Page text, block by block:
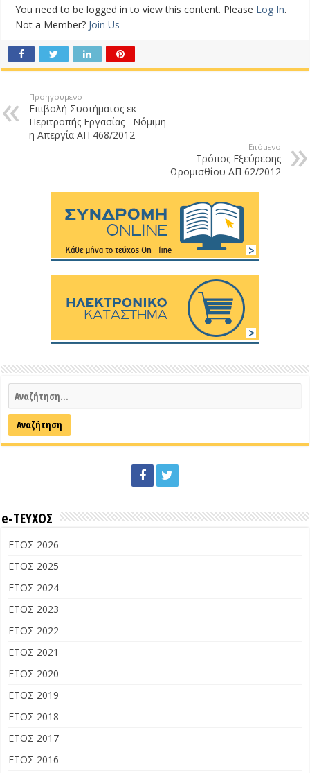
You need to be logged in to view this content. Please Log In.
Not a Member? Join Us
Προηγούμενο
Επιβολή Συστήματος εκ
Περιτροπής Εργασίας– Νόμιμη
η Απεργία ΑΠ 468/2012
Επόμενο
Τρόπος Εξεύρεσης
Ωρομισθίου ΑΠ 62/2012
e-ΤΕΥΧΟΣ
ΕΤΟΣ 2026
ΕΤΟΣ 2025
ΕΤΟΣ 2024
ΕΤΟΣ 2023
ΕΤΟΣ 2022
ΕΤΟΣ 2021
ΕΤΟΣ 2020
ΕΤΟΣ 2019
ΕΤΟΣ 2018
ΕΤΟΣ 2017
ΕΤΟΣ 2016